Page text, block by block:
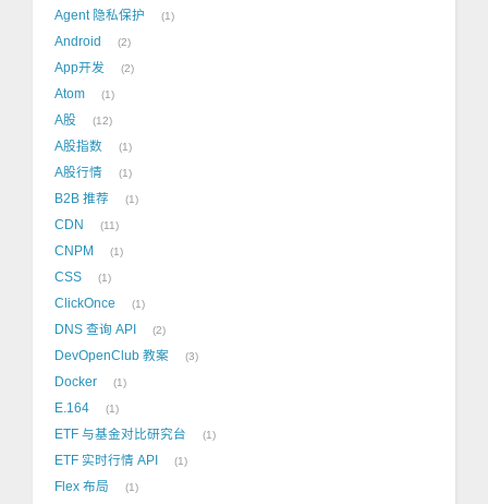
Agent 隐私保护 1
Android 2
App开发 2
Atom 1
A股 12
A股指数 1
A股行情 1
B2B 推荐 1
CDN 11
CNPM 1
CSS 1
ClickOnce 1
DNS 查询 API 2
DevOpenClub 教案 3
Docker 1
E.164 1
ETF 与基金对比研究台 1
ETF 实时行情 API 1
Flex 布局 1